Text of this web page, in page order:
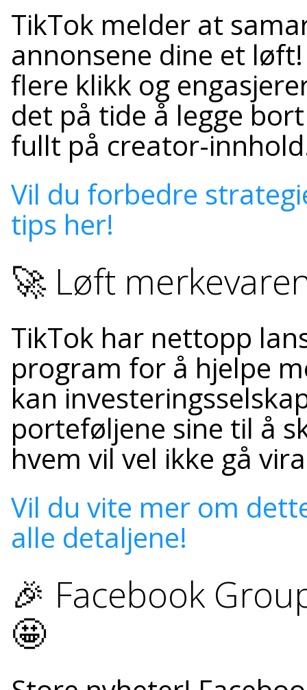
TikTok melder at
annonsene dine et
flere klikk og
det på tide å legge
fullt på creator-
Vil du forbedre
tips her!
🚀 Løft
TikTok har nettopp
program for å hjelpe
kan
porteføljene sine til å
hvem vil vel ikke gå
Vil du vite mer om
alle detaljene!
🎉 Facebook
🤩